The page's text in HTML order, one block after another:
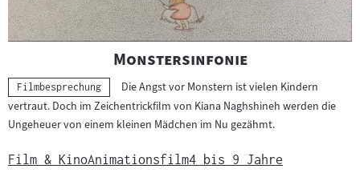
"
Monstersinfonie"
Kategorie:
Filmbesprechung
Die Angst vor Monstern ist vielen Kindern
vertraut. Doch im Zeichentrickfilm von Kiana Naghshineh werden die
Ungeheuer von einem kleinen Mädchen im Nu gezähmt.
Film & KinoAnimationsfilm4 bis 9 Jahre